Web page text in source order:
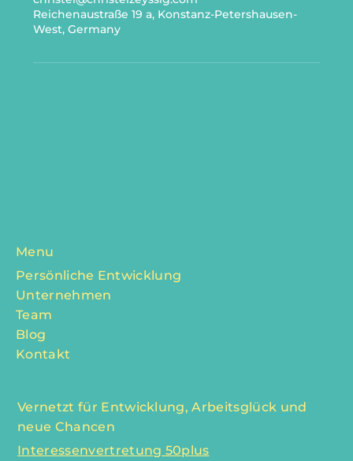
Reichenaustraße 19 a, Konstanz-Petershausen-
West, Germany
Menu
Persönliche Entwicklung
Unternehmen
Team
Blog
Kontakt
Vernetzt für Entwicklung, Arbeitsglück und
neue Chancen
Interessenvertretung 50plus